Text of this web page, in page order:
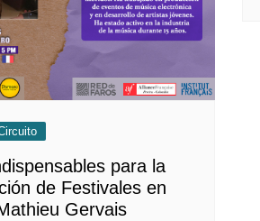
para la
de Festivales en
Gervais